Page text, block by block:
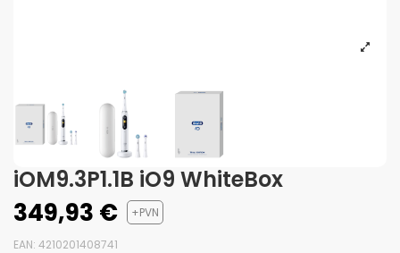
iOM9.3P1.1B iO9 WhiteBox
349,93 € +PVN
EAN: 4210201408741